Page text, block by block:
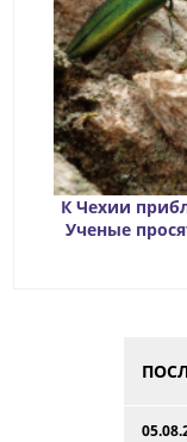
К Чехии
Ученые